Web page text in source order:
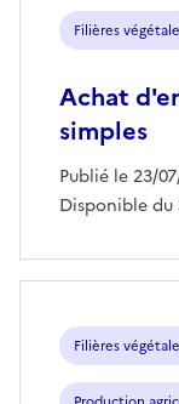
Filières
Achat
simples
Publié le 23/
Disponible du
Filières